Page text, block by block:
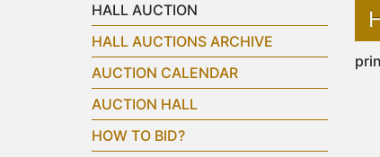
HALL AUCTION
HALL AUCTIONS ARCHIVE
AUCTION CALENDAR
AUCTION HALL
HOW TO BID?